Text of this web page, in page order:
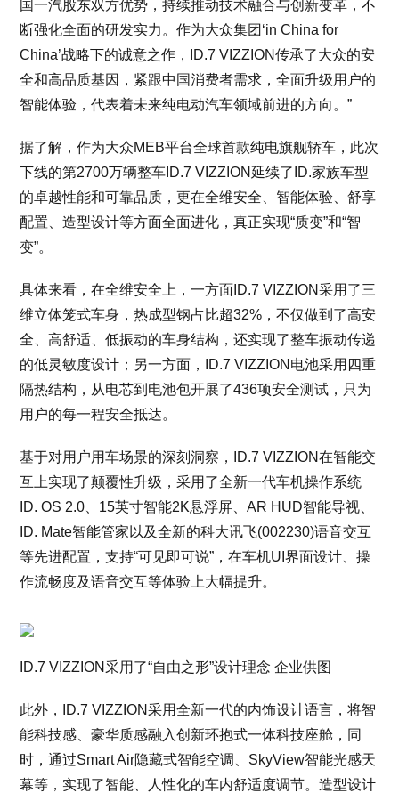
国一汽股东双方优势，持续推动技术融合与创新变革，不
断强化全面的研发实力。作为大众集团‘in China for
China’战略下的诚意之作，ID.7 VIZZION传承了大众的安
全和高品质基因，紧跟中国消费者需求，全面升级用户的
智能体验，代表着未来纯电动汽车领域前进的方向。”
据了解，作为大众MEB平台全球首款纯电旗舰轿车，此次
下线的第2700万辆整车ID.7 VIZZION延续了ID.家族车型
的卓越性能和可靠品质，更在全维安全、智能体验、舒享
配置、造型设计等方面全面进化，真正实现“质变”和“智
变”。
具体来看，在全维安全上，一方面ID.7 VIZZION采用了三
维立体笼式车身，热成型钢占比超32%，不仅做到了高安
全、高舒适、低振动的车身结构，还实现了整车振动传递
的低灵敏度设计；另一方面，ID.7 VIZZION电池采用四重
隔热结构，从电芯到电池包开展了436项安全测试，只为
用户的每一程安全抵达。
基于对用户用车场景的深刻洞察，ID.7 VIZZION在智能交
互上实现了颠覆性升级，采用了全新一代车机操作系统
ID. OS 2.0、15英寸智能2K悬浮屏、AR HUD智能导视、
ID. Mate智能管家以及全新的科大讯飞(002230)语音交互
等先进配置，支持“可见即可说”，在车机UI界面设计、操
作流畅度及语音交互等体验上大幅提升。
ID.7 VIZZION采用了“自由之形”设计理念 企业供图
此外，ID.7 VIZZION采用全新一代的内饰设计语言，将智
能科技感、豪华质感融入创新环抱式一体科技座舱，同
时，通过Smart Air隐藏式智能空调、SkyView智能光感天
幕等，实现了智能、人性化的车内舒适度调节。造型设计